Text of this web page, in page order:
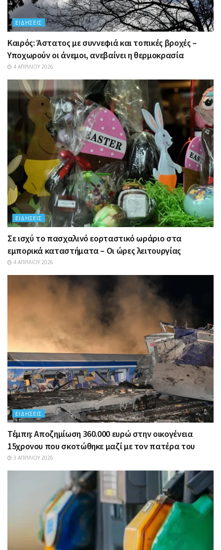
ΕΙΔΉΣΕΙΣ
Καιρός: Άστατος με συννεφιά και τοπικές βροχές –
Υποχωρούν οι άνεμοι, ανεβαίνει η θερμοκρασία
4 ΑΠΡΙΛΊΟΥ 2026
ΕΙΔΉΣΕΙΣ
Σε ισχύ το πασχαλινό εορταστικό ωράριο στα
εμπορικά καταστήματα – Οι ώρες λειτουργίας
4 ΑΠΡΙΛΊΟΥ 2026
ΕΙΔΉΣΕΙΣ
Τέμπη: Αποζημίωση 360.000 ευρώ στην οικογένεια
15χρονου που σκοτώθηκε μαζί με τον πατέρα του
3 ΑΠΡΙΛΊΟΥ 2026